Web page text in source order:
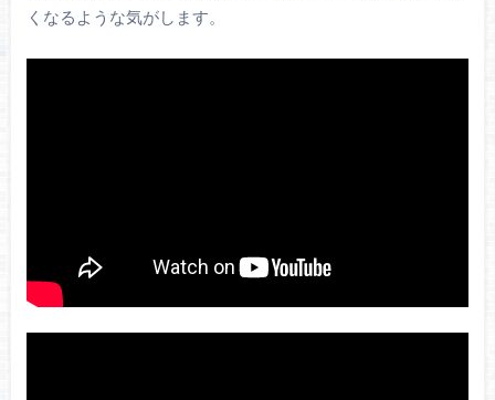
くなるような気がします。